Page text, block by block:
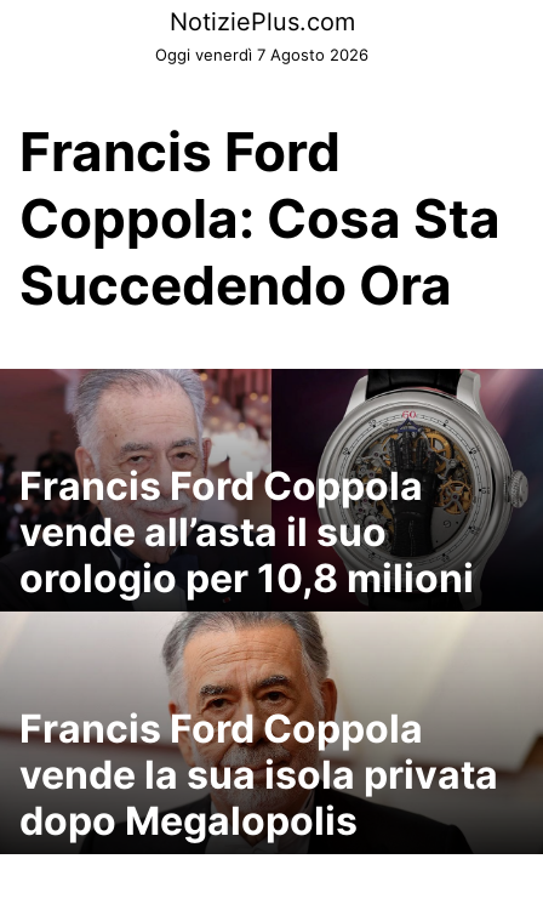
NotiziePlus.com
Oggi venerdì 7 Agosto 2026
Francis Ford
Coppola: Cosa Sta
Succedendo Ora
Francis Ford Coppola
vende all’asta il suo
orologio per 10,8 milioni
Francis Ford Coppola
vende la sua isola privata
dopo Megalopolis